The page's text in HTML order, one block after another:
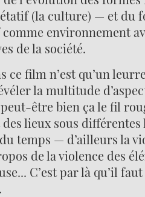
(la culture) — et du
environnement
de la société.
ce film n’est qu’un
la multitude
peut-être bien ça le fil
lieux sous
temps — d’ailleurs la
de la violence des
C’est par là qu’il